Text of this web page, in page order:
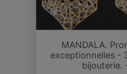
MANDALA.
exceptionnelles -
bijouterie.